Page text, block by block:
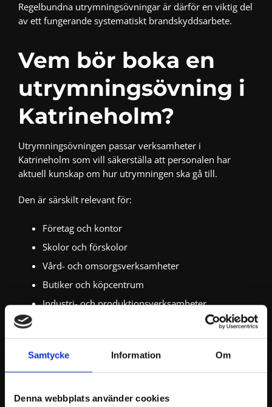
Samtycke Information Om
Denna webbplats använder cookies
Regelbundna utrymningsövningar är därför en viktig del
av ett fungerande systematiskt brandskyddsarbete.
Vem bör boka en
utrymningsövning i
Katrineholm?
Utrymningsövningen passar verksamheter i
Katrineholm som vill säkerställa att personalen har
aktuell kunskap om hur utrymningen ska gå till.
Den är särskilt relevant för:
Företag och kontor
Skolor och förskolor
Vård- och omsorgsverksamheter
Butiker och köpcentrum
Industri- och produktionsverksamheter
Hotell, restauranger och konferensanläggningar
Fastighetsägare och bostadsrättsföreningar
Offentliga verksamheter
Arbetsplatser där personal har särskilda uppgifter